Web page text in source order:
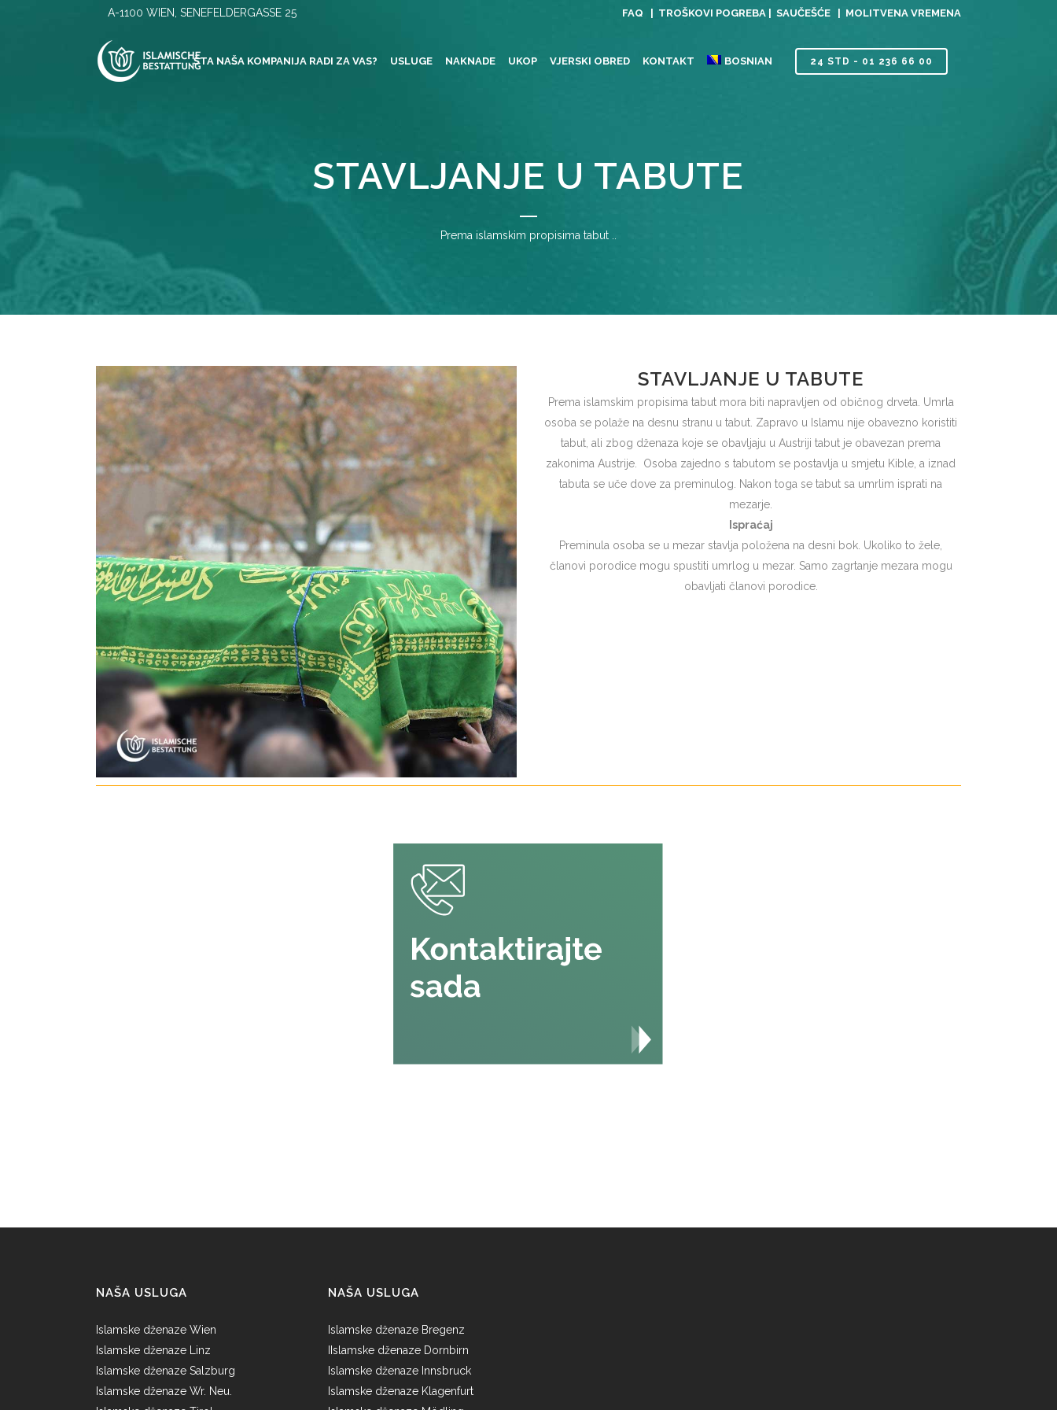
A-1100 WIEN, SENEFELDERGASSE 25 FAQ | TROŠKOVI POGREBA | SAUČEŠĆE | MOLITVENA VREMENA
24 STD - 01 236 66 00
ŠTA NAŠA KOMPANIJA RADI ZA VAS? USLUGE NAKNADE UKOP VJERSKI OBRED KONTAKT BOSNIAN
STAVLJANJE U TABUTE
Prema islamskim propisima tabut ..
STAVLJANJE U TABUTE
Prema islamskim propisima tabut mora biti napravljen od običnog drveta. Umrla
osoba se polaže na desnu stranu u tabut. Zapravo u Islamu nije obavezno koristiti
tabut, ali zbog dženaza koje se obavljaju u Austriji tabut je obavezan prema
zakonima Austrije. Osoba zajedno s tabutom se postavlja u smjetu Kible, a iznad
tabuta se uče dove za preminulog. Nakon toga se tabut sa umrlim isprati na
mezarje.
Ispraćaj
Preminula osoba se u mezar stavlja položena na desni bok. Ukoliko to žele,
članovi porodice mogu spustiti umrlog u mezar. Samo zagrtanje mezara mogu
obavljati članovi porodice.
NAŠA USLUGA
Islamske dženaze Wien
Islamske dženaze Linz
Islamske dženaze Salzburg
Islamske dženaze Wr. Neu.
NAŠA USLUGA
Islamske dženaze Bregenz
IIslamske dženaze Dornbirn
Islamske dženaze Innsbruck
Islamske dženaze Klagenfurt